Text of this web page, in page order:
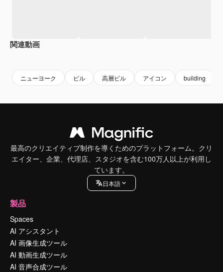
関連動画
ニューヨーク ビル 高層ビル アイコン building
最高のクリエイティブ制作を導くためのプラットフォーム。クリ
エイター、企業、代理店、スタジオを含む100万人以上が利用し
ています。
日本語
製品
Spaces
AI アシスタント
AI 画像生成ツール
AI 動画生成ツール
AI 音声合成ツール